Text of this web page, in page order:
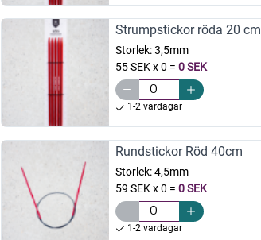
Strumpstickor röda 20 cm
Storlek:3,5mm
55 SEK x 0 = 0 SEK
1-2 vardagar
Rundstickor Röd 40cm
Storlek:4,5mm
59 SEK x 0 = 0 SEK
1-2 vardagar